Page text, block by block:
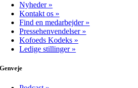
Nyheder »
Kontakt os »
Find en medarbejder »
Pressehenvendelser »
Kofoeds Kodeks »
Ledige stillinger »
Genveje